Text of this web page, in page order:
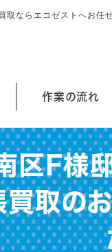
取ならエコゼストへお任
作業の流れ
区F様
取の